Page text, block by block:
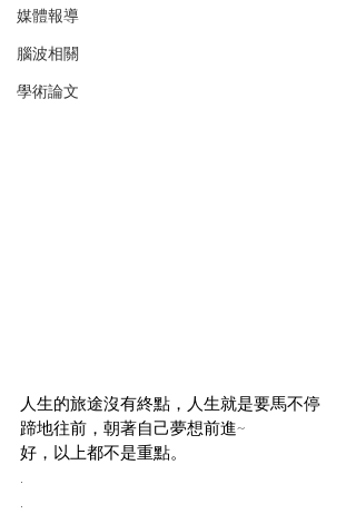
媒體報導
腦波相關
學術論文
人生的旅途沒有終點，人生就是要馬不停
蹄地往前，朝著自己夢想前進~
好，以上都不是重點。
.
.